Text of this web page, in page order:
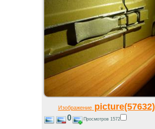
Изображениеpicture(57632)
0 Просмотров 1572